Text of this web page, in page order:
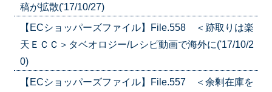
稿が拡散('17/10/27)
【ECショッパーズファイル】File.558 ＜跡取りは楽
天ＥＣＣ＞タベオロジー/レシピ動画で海外に('17/10/2
0)
【ECショッパーズファイル】File.557 ＜余剰在庫を